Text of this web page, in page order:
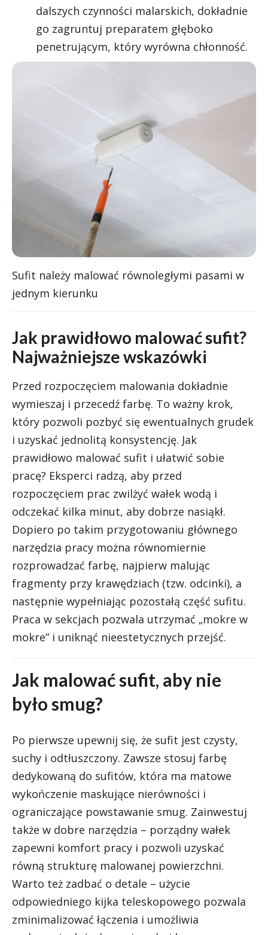
dalszych czynności malarskich, dokładnie
go zagruntuj preparatem głęboko
penetrującym, który wyrówna chłonność.
Sufit należy malować równoległymi pasami w
jednym kierunku
Jak prawidłowo malować sufit?
Najważniejsze wskazówki
Przed rozpoczęciem malowania dokładnie
wymieszaj i przecedź farbę. To ważny krok,
który pozwoli pozbyć się ewentualnych grudek
i uzyskać jednolitą konsystencję. Jak
prawidłowo malować sufit i ułatwić sobie
pracę? Eksperci radzą, aby przed
rozpoczęciem prac zwilżyć wałek wodą i
odczekać kilka minut, aby dobrze nasiąkł.
Dopiero po takim przygotowaniu głównego
narzędzia pracy można równomiernie
rozprowadzać farbę, najpierw malując
fragmenty przy krawędziach (tzw. odcinki), a
następnie wypełniając pozostałą część sufitu.
Praca w sekcjach pozwala utrzymać „mokre w
mokre” i uniknąć nieestetycznych przejść.
Jak malować sufit, aby nie
było smug?
Po pierwsze upewnij się, że sufit jest czysty,
suchy i odtłuszczony. Zawsze stosuj farbę
dedykowaną do sufitów, która ma matowe
wykończenie maskujące nierówności i
ograniczające powstawanie smug. Zainwestuj
także w dobre narzędzia – porządny wałek
zapewni komfort pracy i pozwoli uzyskać
równą strukturę malowanej powierzchni.
Warto też zadbać o detale – użycie
odpowiedniego kijka teleskopowego pozwala
zminimalizować łączenia i umożliwia